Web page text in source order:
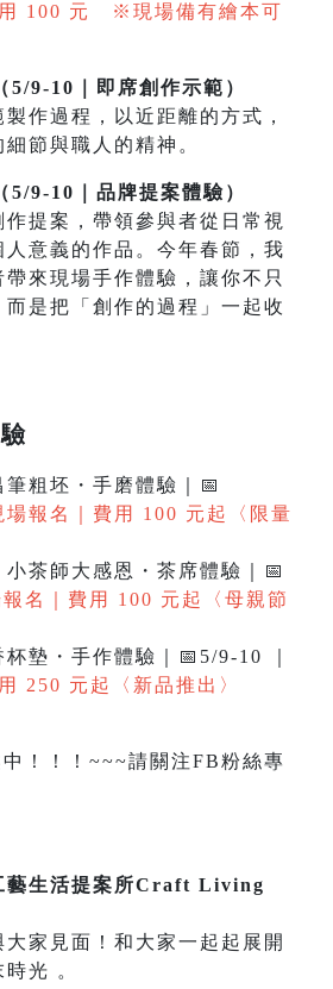
100 元 ※現場備有繪本可
5/9-10｜即席創作示範）
作過程，以近距離的方式，
節與職人的精神。
5/9-10｜品牌提案體驗）
提案，帶領參與者從日常視
意義的作品。今年春節，我
來現場手作體驗，讓你不只
是把「創作的過程」一起收
粗坯・手磨體驗｜📅
場報名｜費用 100 元起〈限量
小茶師大感恩・茶席體驗｜📅
名｜費用 100 元起〈母親節
墊・手作體驗｜📅5/9-10 ｜
250 元起〈新品推出〉
！！！~~~請關注FB粉絲專
藝生活提案所Craft Living
家見面！和大家一起起展開
光 。